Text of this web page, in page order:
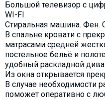
Большой телевизор с
WI-FI.
Стиральная машина. Фен.
В спальне кровати с
матрасами средней
постельное бельё и
удобный раскладной
Из окна открывается
В случае необходимости
поможет оперативно с